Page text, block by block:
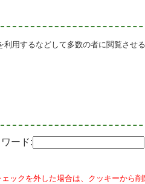
用するなどして多数の者に閲覧させ
ード:
ックを外した場合は、クッキーから削